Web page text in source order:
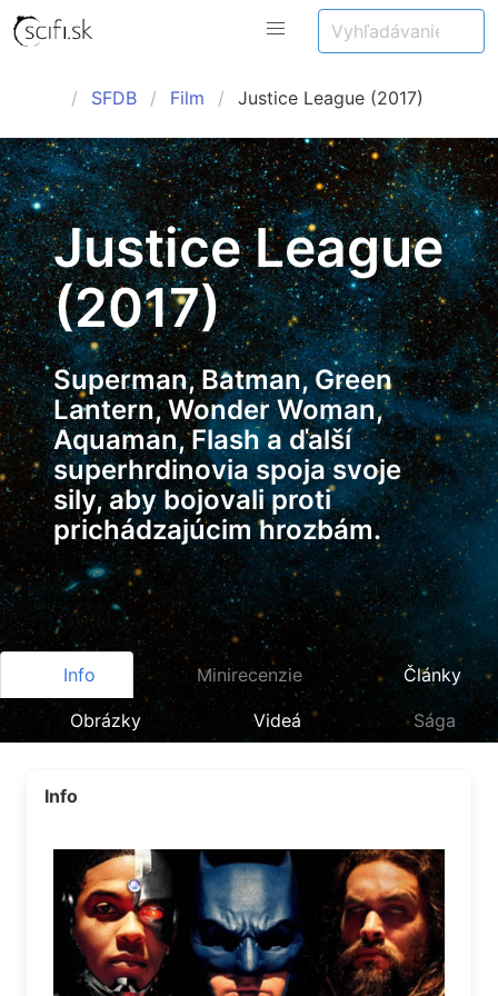
SFDB Film Justice League (2017)
Justice League
(2017)
Superman, Batman, Green
Lantern, Wonder Woman,
Aquaman, Flash a ďalší
superhrdinovia spoja svoje
sily, aby bojovali proti
prichádzajúcim hrozbám.
Info Minirecenzie Články
Obrázky Videá Sága
Info